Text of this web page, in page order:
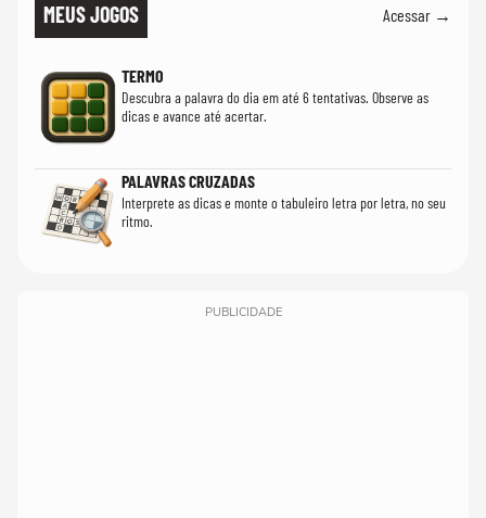
MEUS JOGOS Acessar →
TERMO
Descubra a palavra do dia em até 6 tentativas. Observe as
dicas e avance até acertar.
PALAVRAS CRUZADAS
Interprete as dicas e monte o tabuleiro letra por letra, no seu
ritmo.
PUBLICIDADE